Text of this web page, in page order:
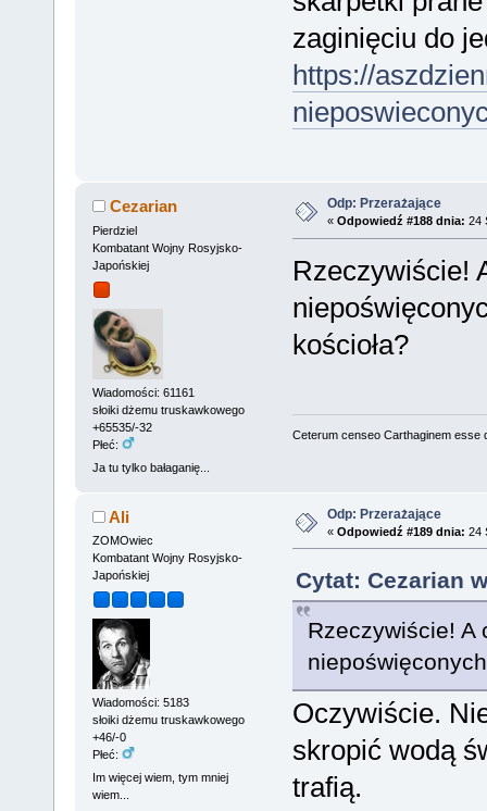
zaginięciu do
https://
Cezarian
Pierdziel
Kombatant Wojny Rosyjsko-
Japońskiej
Wiadomości: 61161
słoiki dżemu truskawkowego
+65535/-32
Płeć:
Ja tu tylko bałaganię...
Odp: Przerażające
« Odpowiedź #188 dnia: 24
Rzeczywiście!
kościoła?
Ceterum censeo Carthaginem esse
Ali
ZOMOwiec
Kombatant Wojny Rosyjsko-
Japońskiej
Wiadomości: 5183
słoiki dżemu truskawkowego
+46/-0
Płeć:
Im więcej wiem, tym mniej
wiem...
Odp: Przerażające
« Odpowiedź #189 dnia: 24
Cytat: Cezarian
Rzeczywiście! A
Oczywiście.
skropić wodą
trafią.